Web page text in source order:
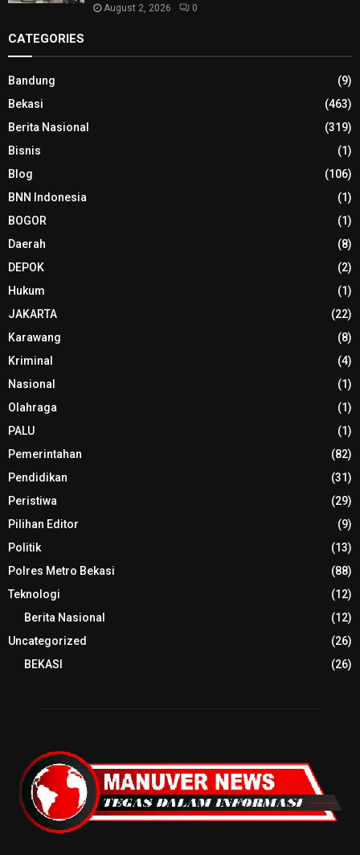
August 2, 2026 0
CATEGORIES
Bandung
(9)
Bekasi
(463)
Berita Nasional
(319)
Bisnis
(1)
Blog
(106)
BNN Indonesia
(1)
BOGOR
(1)
Daerah
(8)
DEPOK
(2)
Hukum
(1)
JAKARTA
(22)
Karawang
(8)
Kriminal
(4)
Nasional
(1)
Olahraga
(1)
PALU
(1)
Pemerintahan
(82)
Pendidikan
(31)
Peristiwa
(29)
Pilihan Editor
(9)
Politik
(13)
Polres Metro Bekasi
(88)
Teknologi
(12)
Berita Nasional
(12)
Uncategorized
(26)
BEKASI
(26)